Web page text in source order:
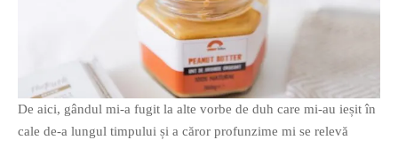
Victor Sosea – Designer
De aici, gândul mi-a fugit la alte vorbe de duh care mi-au ieșit în
cale de-a lungul timpului și a căror profunzime mi se relevă